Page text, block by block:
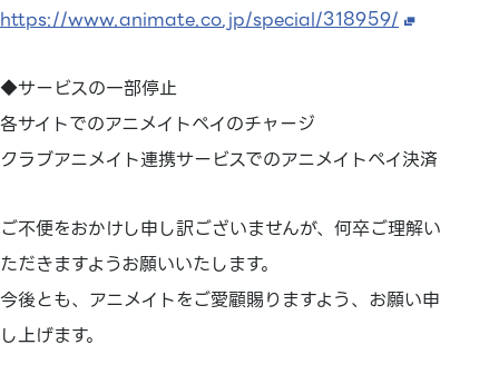
https://www.animate.co.jp/special/318959/
◆サービスの一部停止
各サイトでのアニメイトペイのチャージ
クラブアニメイト連携サービスでのアニメイトペイ決済
ご不便をおかけし申し訳ございませんが、何卒ご理解い
ただきますようお願いいたします。
今後とも、アニメイトをご愛顧賜りますよう、お願い申
し上げます。